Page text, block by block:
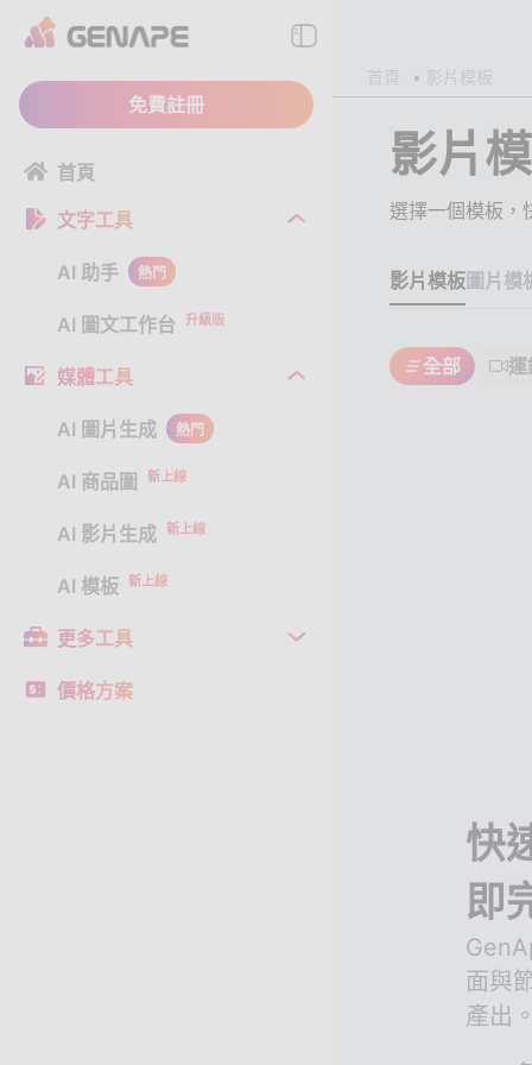
免費註冊
首頁
文字工具
AI 助手 熱門
AI 圖文工作台 升級版
媒體工具
AI 圖片生成 熱門
AI 商品圖 新上線
AI 影片生成 新上線
AI 模板 新上線
更多工具
價格方案
首頁 影片模板
影片
選擇一個模板，
影片模板圖片模
全部
快
即
面與
產出